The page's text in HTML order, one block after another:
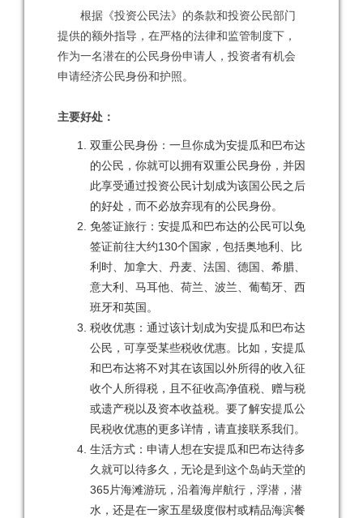
根据《投资公民法》的条款和投资公民部门
提供的额外指导，在严格的法律和监管制度下，
作为一名潜在的公民身份申请人，投资者有机会
申请经济公民身份和护照。
主要好处：
双重公民身份：一旦你成为安提瓜和巴布达
的公民，你就可以拥有双重公民身份，并因
此享受通过投资公民计划成为该国公民之后
的好处，而不必放弃现有的公民身份。
免签证旅行：安提瓜和巴布达的公民可以免
签证前往大约130个国家，包括奥地利、比
利时、加拿大、丹麦、法国、德国、希腊、
意大利、马耳他、荷兰、波兰、葡萄牙、西
班牙和英国。
税收优惠：通过该计划成为安提瓜和巴布达
公民，可享受某些税收优惠。比如，安提瓜
和巴布达将不对其在该国以外所得的收入征
收个人所得税，且不征收高净值税、赠与税
或遗产税以及资本收益税。要了解安提瓜公
民税收优惠的更多详情，请直接联系我们。
生活方式：申请人想在安提瓜和巴布达待多
久就可以待多久，无论是到这个岛屿天堂的
365片海滩游玩，沿着海岸航行，浮潜，潜
水，还是在一家五星级度假村或精品海滨餐